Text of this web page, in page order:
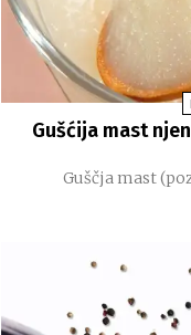
Gušćija mast
Guščja mast